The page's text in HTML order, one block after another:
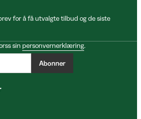
for å få utvalgte tilbud og de siste
sin personvernerklæring.
Abonner